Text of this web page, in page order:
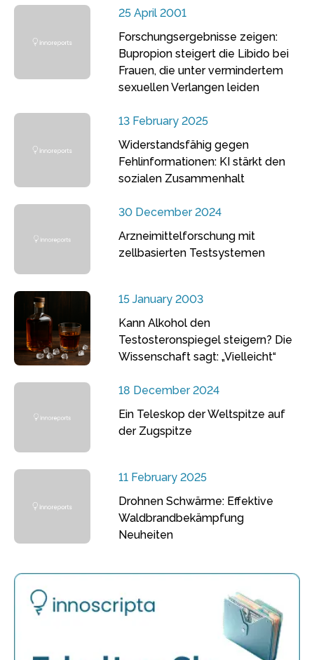
25 April 2001
Forschungsergebnisse zeigen:
Bupropion steigert die Libido bei
Frauen, die unter vermindertem
sexuellen Verlangen leiden
13 February 2025
Widerstandsfähig gegen
Fehlinformationen: KI stärkt den
sozialen Zusammenhalt
30 December 2024
Arzneimittelforschung mit
zellbasierten Testsystemen
15 January 2003
Kann Alkohol den
Testosteronspiegel steigern? Die
Wissenschaft sagt: „Vielleicht“
18 December 2024
Ein Teleskop der Weltspitze auf
der Zugspitze
11 February 2025
Drohnen Schwärme: Effektive
Waldbrandbekämpfung
Neuheiten